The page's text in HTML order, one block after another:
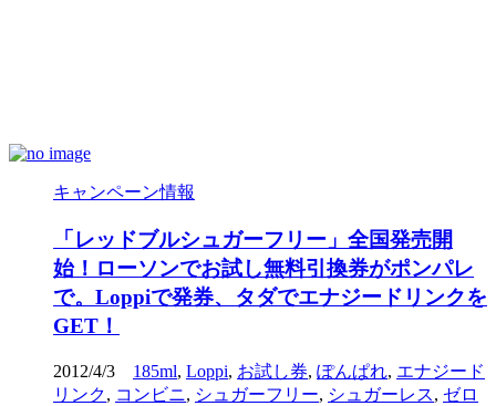
キャンペーン情報
「レッドブルシュガーフリー」全国発売開
始！ローソンでお試し無料引換券がポンパレ
で。Loppiで発券、タダでエナジードリンクを
GET！
2012/4/3 185ml, Loppi, お試し券, ぽんぱれ, エナジード
リンク, コンビニ, シュガーフリー, シュガーレス, ゼロ